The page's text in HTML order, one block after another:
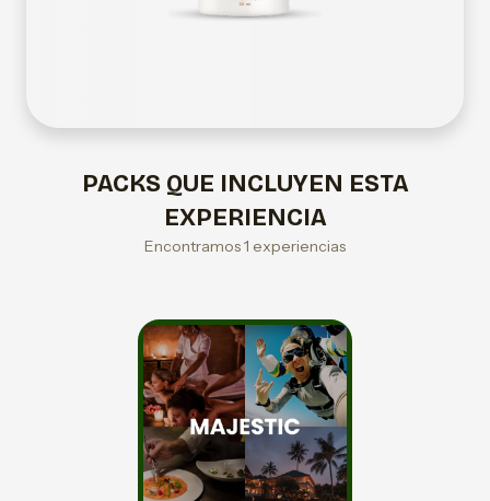
PACKS QUE INCLUYEN ESTA
EXPERIENCIA
Encontramos 1 experiencias